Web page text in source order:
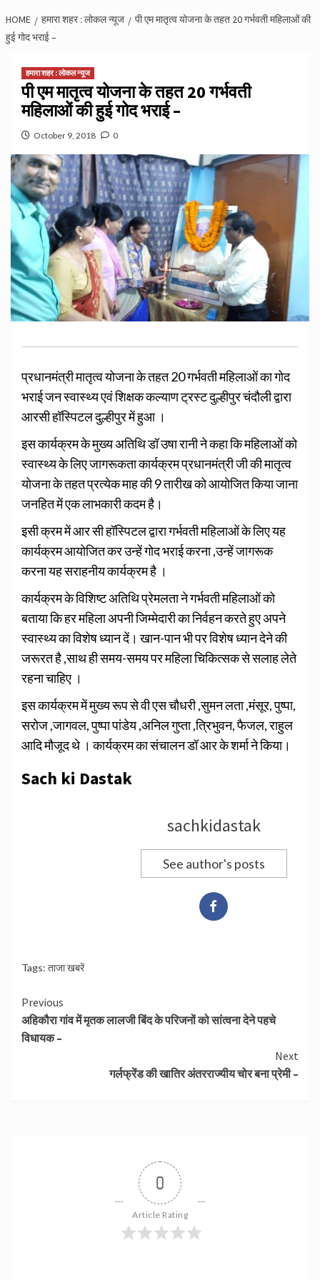
HOME हमारा शहर : लोकल न्यूज
पी एम मातृत्व योजना के तहत 20 गर्भवती महिलाओं की
हुई गोद भराई –
हमारा शहर : लोकल न्यूज
पी एम मातृत्व योजना के तहत 20 गर्भवती
महिलाओं की हुई गोद भराई –
October 9, 2018 0
प्रधानमंत्री मातृत्व योजना के तहत 20 गर्भवती महिलाओं का गोद
भराई जन स्वास्थ्य एवं शिक्षक कल्याण ट्रस्ट दुल्हीपुर चंदौली द्वारा
आरसी हॉस्पिटल दुल्हीपुर में हुआ ।
इस कार्यक्रम के मुख्य अतिथि डॉ उषा रानी ने कहा कि महिलाओं को
स्वास्थ्य के लिए जागरूकता कार्यक्रम प्रधानमंत्री जी की मातृत्व
योजना के तहत प्रत्येक माह की 9 तारीख को आयोजित किया जाना
जनहित में एक लाभकारी कदम है।
इसी क्रम में आर सी हॉस्पिटल द्वारा गर्भवती महिलाओं के लिए यह
कार्यक्रम आयोजित कर उन्हें गोद भराई करना ,उन्हें जागरूक
करना यह सराहनीय कार्यक्रम है ।
कार्यक्रम के विशिष्ट अतिथि प्रेमलता ने गर्भवती महिलाओं को
बताया कि हर महिला अपनी जिम्मेदारी का निर्वहन करते हुए अपने
स्वास्थ्य का विशेष ध्यान दें। खान-पान भी पर विशेष ध्यान देने की
जरूरत है ,साथ ही समय-समय पर महिला चिकित्सक से सलाह लेते
रहना चाहिए ।
इस कार्यक्रम में मुख्य रूप से वी एस चौधरी ,सुमन लता ,मंसूर, पुष्पा,
सरोज ,जागवल, पुष्पा पांडेय ,अनिल गुप्ता ,त्रिभुवन, फैजल, राहुल
आदि मौजूद थे । कार्यक्रम का संचालन डॉ आर के शर्मा ने किया।
Sach ki Dastak
sachkidastak
See author's posts
Tags: ताजा खबरें
Continue
Reading
Previous
अहिकौरा गांव में मृतक लालजी बिंद के परिजनों को सांत्वना देने पहचे
विधायक –
Next
गर्लफ्रेंड की खातिर अंतरराज्यीय चोर बना प्रेमी –
0
Article Rating